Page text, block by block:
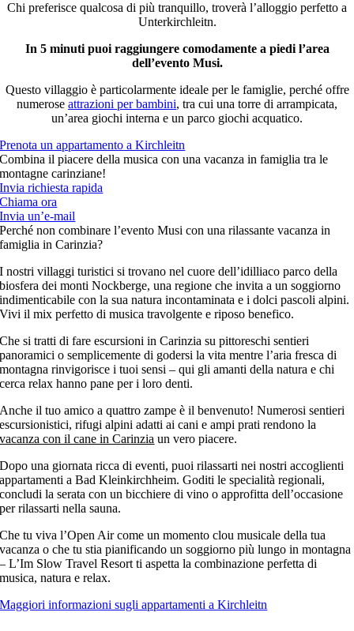
Chi preferisce qualcosa di più tranquillo, troverà l’alloggio perfetto a
Unterkirchleitn.
In 5 minuti puoi raggiungere comodamente a piedi l’area
dell’evento Musi.
Questo villaggio è particolarmente ideale per le famiglie, perché offre
numerose attrazioni per bambini, tra cui una torre di arrampicata,
un’area giochi interna e un parco giochi acquatico.
Prenota un appartamento a Kirchleitn
Combina il piacere della musica con una vacanza in famiglia tra le
montagne carinziane!
Invia richiesta rapida
Chiama ora
Invia un’e-mail
Perché non combinare l’evento Musi con una rilassante vacanza in
famiglia in Carinzia?
I nostri villaggi turistici si trovano nel cuore dell’idilliaco parco della
biosfera dei monti Nockberge, una regione che invita a un soggiorno
indimenticabile con la sua natura incontaminata e i dolci pascoli alpini.
Vivi il mix perfetto di musica travolgente e riposo benefico.
Che si tratti di fare escursioni in Carinzia su pittoreschi sentieri
panoramici o semplicemente di godersi la vita mentre l’aria fresca di
montagna rinvigorisce i tuoi sensi – qui gli amanti della natura e chi
cerca relax hanno pane per i loro denti.
Anche il tuo amico a quattro zampe è il benvenuto! Numerosi sentieri
escursionistici, rifugi alpini adatti ai cani e ampi prati rendono la
vacanza con il cane in Carinzia un vero piacere.
Dopo una giornata ricca di eventi, puoi rilassarti nei nostri accoglienti
appartamenti a Bad Kleinkirchheim. Goditi le specialità regionali,
concludi la serata con un bicchiere di vino o approfitta dell’occasione
per rilassarti nella sauna.
Che tu viva l’Open Air come un momento clou musicale della tua
vacanza o che tu stia pianificando un soggiorno più lungo in montagna
– L’Im Slow Travel Resort ti aspetta la combinazione perfetta di
musica, natura e relax.
Maggiori informazioni sugli appartamenti a Kirchleitn